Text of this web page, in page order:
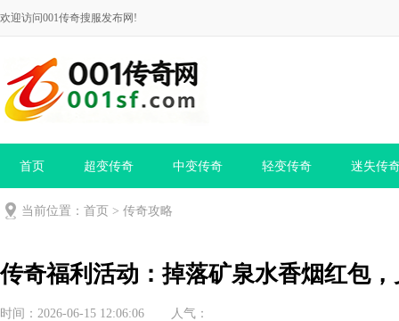
欢迎访问001传奇搜服发布网!
首页 超变传奇 中变传奇 轻变传奇 迷失传
当前位置： 首页 > 传奇攻略
传奇福利活动：掉落矿泉水香烟红包
时间：2026-06-15 12:06:06 人气：